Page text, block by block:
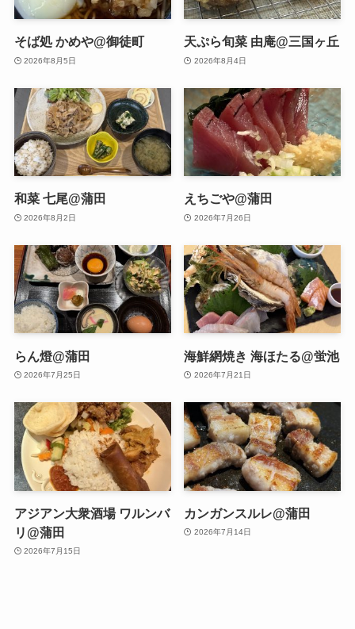
そば処 かめや@御徒町
2026年8月5日
天ぷら旬菜 由庵@三国ヶ丘
2026年8月4日
和菜 七尾@蒲田
2026年8月2日
えちごや@蒲田
2026年7月26日
らん燈@蒲田
2026年7月25日
海鮮網焼き 海ほたる@蛍池
2026年7月21日
アジアン大衆酒場 ワルンバ
リ@蒲田
2026年7月15日
カンガンスルレ@蒲田
2026年7月14日